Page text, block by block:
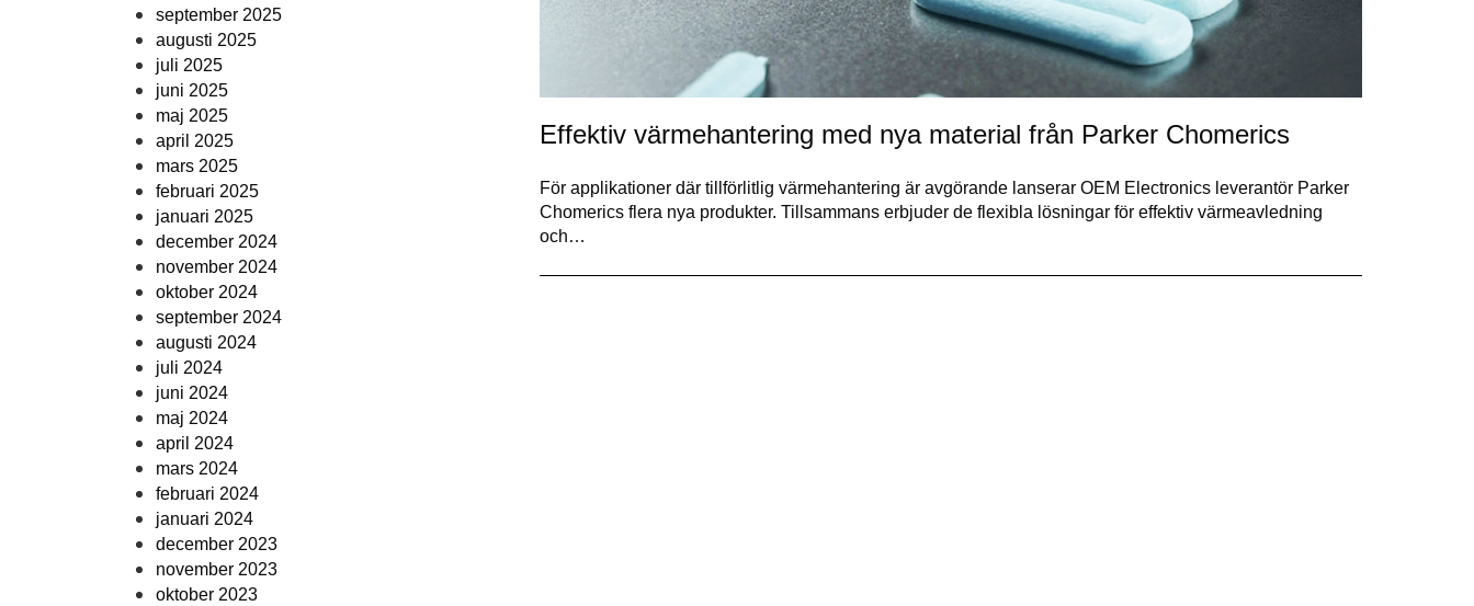
september 2025
augusti 2025
juli 2025
juni 2025
maj 2025
april 2025
mars 2025
februari 2025
januari 2025
december 2024
november 2024
oktober 2024
september 2024
augusti 2024
juli 2024
juni 2024
maj 2024
april 2024
mars 2024
februari 2024
januari 2024
december 2023
november 2023
oktober 2023
Effektiv värmehantering med nya material från Parker Chomerics
För applikationer där tillförlitlig värmehantering är avgörande lanserar OEM Electronics leverantör Parker
Chomerics flera nya produkter. Tillsammans erbjuder de flexibla lösningar för effektiv värmeavledning
och…